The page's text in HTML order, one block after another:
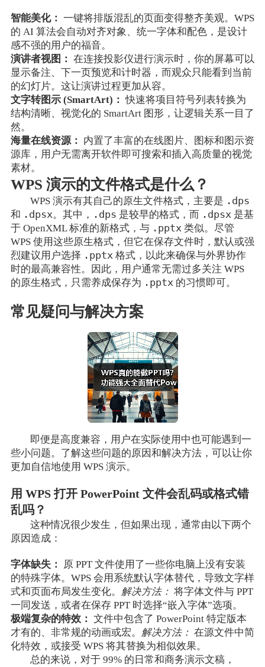
智能美化： 一键将排版混乱的页面变得整齐美观。WPS
的 AI 算法会自动对齐对象、统一字体和配色，是设计
感不强的用户的福音。
演讲者视图： 在连接投影仪进行演示时，你的屏幕可以
显示备注、下一页预览和计时器，而观众只能看到当前
的幻灯片。这让演讲过程更加从容。
文字转图示 (SmartArt)： 快速将项目符号列表转换为
结构清晰、视觉化的 SmartArt 图形，让逻辑关系一目了
然。
海量在线资源： 内置了丰富的在线图片、图标和图示资
源库，用户无需离开软件即可搜索和插入高质量的视觉
素材。
WPS 演示的文件格式是什么？
WPS 演示有其自己的原生文件格式，主要是 .dps
和 .dpsx。其中， .dps 是较早的格式，而 .dpsx 是基
于 OpenXML 标准的新格式，与 .pptx 类似。尽管
WPS 使用这些原生格式，但它在保存文件时，默认或强
烈建议用户选择 .pptx 格式，以此来确保与外界协作
时的最高兼容性。因此，用户通常无需过多关注 WPS
的原生格式，只需养成保存为 .pptx 的习惯即可。
常见疑问与解决方案
即便是高度兼容，用户在实际使用中也可能遇到一
些小问题。了解这些问题的原因和解决方法，可以让你
更加自信地使用 WPS 演示。
用 WPS 打开 PowerPoint 文件会乱码或格式错
乱吗？
这种情况很少发生，但如果出现，通常由以下两个
原因造成：
字体缺失：
原 PPT 文件使用了一些你电脑上没有安装
的特殊字体。WPS 会用系统默认字体替代，导致文字样
式和页面布局发生变化。 解决方法： 将字体文件与 PPT
一同发送，或者在保存 PPT 时选择“嵌入字体”选项。
极端复杂的特效： 文件中包含了 PowerPoint 特定版本
才有的、非常规的动画或宏。 解决方法： 在源文件中简
化特效，或接受 WPS 将其替换为相似效果。
总的来说，对于 99% 的日常和商务演示文稿，